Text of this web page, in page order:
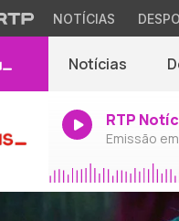
NOTÍCIAS
Notícias
RTP
Emissão